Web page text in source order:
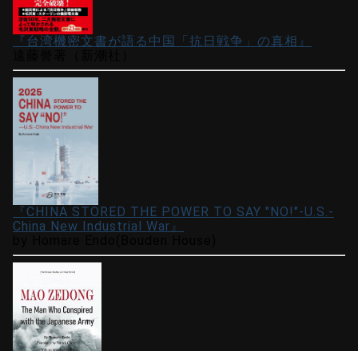
『台湾機密文書が語る中国「抗日戦争」の真相』
『CHINA STORED THE POWER TO SAY "NO!"-U.S.-
China New Industrial War』